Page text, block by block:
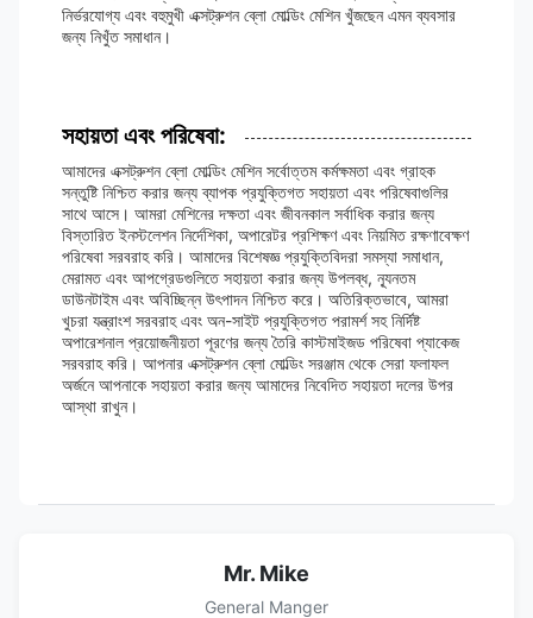
নির্ভরযোগ্য এবং বহুমুখী এক্সট্রুশন ব্লো মোল্ডিং মেশিন খুঁজছেন এমন ব্যবসার
জন্য নিখুঁত সমাধান।
সহায়তা এবং পরিষেবা:
আমাদের এক্সট্রুশন ব্লো মোল্ডিং মেশিন সর্বোত্তম কর্মক্ষমতা এবং গ্রাহক
সন্তুষ্টি নিশ্চিত করার জন্য ব্যাপক প্রযুক্তিগত সহায়তা এবং পরিষেবাগুলির
সাথে আসে। আমরা মেশিনের দক্ষতা এবং জীবনকাল সর্বাধিক করার জন্য
বিস্তারিত ইনস্টলেশন নির্দেশিকা, অপারেটর প্রশিক্ষণ এবং নিয়মিত রক্ষণাবেক্ষণ
পরিষেবা সরবরাহ করি। আমাদের বিশেষজ্ঞ প্রযুক্তিবিদরা সমস্যা সমাধান,
মেরামত এবং আপগ্রেডগুলিতে সহায়তা করার জন্য উপলব্ধ, ন্যূনতম
ডাউনটাইম এবং অবিচ্ছিন্ন উৎপাদন নিশ্চিত করে। অতিরিক্তভাবে, আমরা
খুচরা যন্ত্রাংশ সরবরাহ এবং অন-সাইট প্রযুক্তিগত পরামর্শ সহ নির্দিষ্ট
অপারেশনাল প্রয়োজনীয়তা পূরণের জন্য তৈরি কাস্টমাইজড পরিষেবা প্যাকেজ
সরবরাহ করি। আপনার এক্সট্রুশন ব্লো মোল্ডিং সরঞ্জাম থেকে সেরা ফলাফল
অর্জনে আপনাকে সহায়তা করার জন্য আমাদের নিবেদিত সহায়তা দলের উপর
আস্থা রাখুন।
Mr. Mike
General Manger